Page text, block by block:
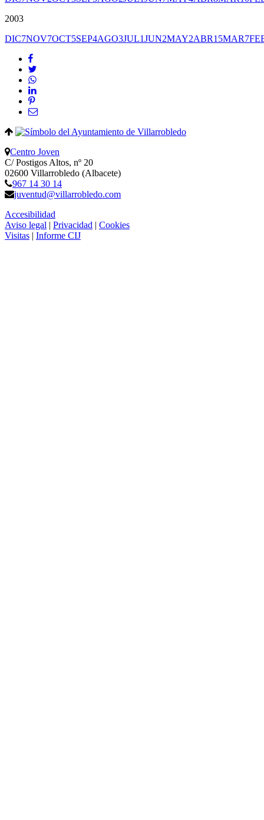
2003
DIC7NOV7OCT5SEP4AGO3JUL1JUN2MAY2ABR15MAR7
Centro Joven
C/ Postigos Altos, nº 20
02600 Villarrobledo (Albacete)
967 14 30 14
juventud@villarrobledo.com
Accesibilidad
Aviso legal | Privacidad | Cookies
Visitas | Informe CIJ